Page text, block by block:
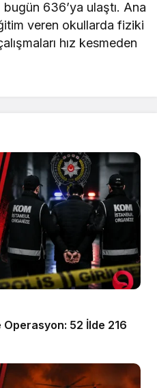
636’ya ulaştı. Ana
veren okullarda fiziki
hız kesmeden
52 İlde 216